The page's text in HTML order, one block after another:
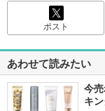
ポスト
あわせて読みたい
今
キ